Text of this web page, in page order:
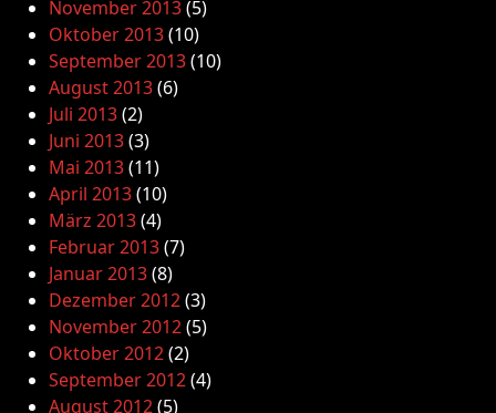
November 2013(5)
Oktober 2013(10)
September 2013(10)
August 2013(6)
Juli 2013(2)
Juni 2013(3)
Mai 2013(11)
April 2013(10)
März 2013(4)
Februar 2013(7)
Januar 2013(8)
Dezember 2012(3)
November 2012(5)
Oktober 2012(2)
September 2012(4)
August 2012(5)